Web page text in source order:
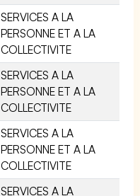
SERVICES A LA
PERSONNE ET A LA
COLLECTIVITE
SERVICES A LA
PERSONNE ET A LA
COLLECTIVITE
SERVICES A LA
PERSONNE ET A LA
COLLECTIVITE
SERVICES A LA